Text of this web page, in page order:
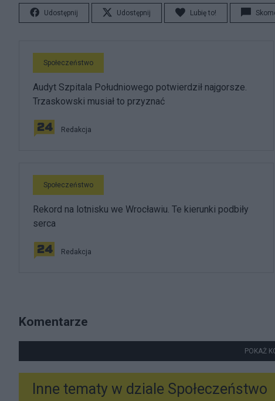
Udostępnij Udostępnij Lubię to!
Społeczeństwo
Audyt Szpitala Południowego potwierdził najgorsze.
Trzaskowski musiał to przyznać
Redakcja
Społeczeństwo
Rekord na lotnisku we Wrocławiu. Te kierunki podbiły
serca
Redakcja
Komentarze
POKAŻ
Inne tematy w dziale Społeczeństwo